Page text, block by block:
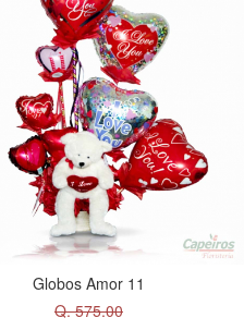
Globos Amor 11
Q. 575.00